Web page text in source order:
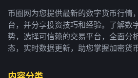
币圈网为您提供最新的数字货币行情
台，并分享投资技巧和经验。了解数
势，选择可信赖的交易平台，全面分
态，实时数据更新，助您掌握加密货